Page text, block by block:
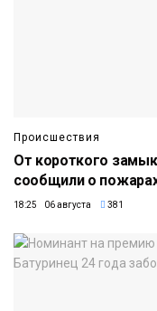
Происшествия
От короткого
сообщили о
18:25 06 августа 381